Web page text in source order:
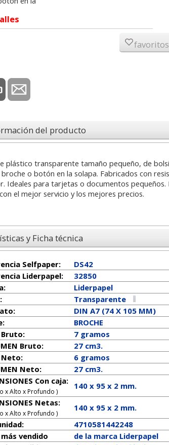
favoritos
del producto
plástico transparente tamaño pequeño, de
o botón en la solapa. Fabricados con
Ideales para tarjetas o documentos pequeños.
el mejor servicio y los mejores precios.
y Ficha técnica
Selfpaper:
DS42
Liderpapel:
32850
Liderpapel
Transparente
DIN A7 (74 X 105 MM)
BROCHE
Bruto:
7 gramos
Bruto:
27 cm3.
Neto:
6gramos
Neto:
27 cm3.
Con caja:
x Alto x Profundo )
140 x 95 x 2 mm.
Netas:
x Alto x Profundo )
140x 95x 2mm.
4710581442248
más vendido
de la marca Liderpapel
€
302XL Tricolor alta
capacidad deskjet
desde: 37,87 €
45,82 con Iva